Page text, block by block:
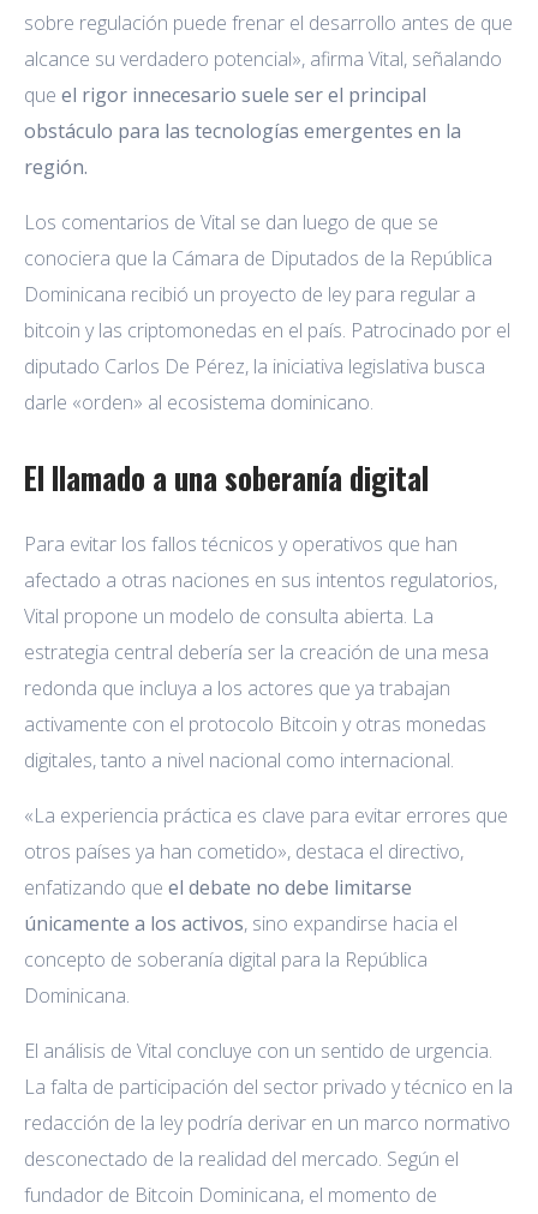
sobre regulación puede frenar el desarrollo antes de que
alcance su verdadero potencial», afirma Vital, señalando
que el rigor innecesario suele ser el principal
obstáculo para las tecnologías emergentes en la
región.
Los comentarios de Vital se dan luego de que se
conociera que la Cámara de Diputados de la República
Dominicana recibió un proyecto de ley para regular a
bitcoin y las criptomonedas en el país. Patrocinado por el
diputado Carlos De Pérez, la iniciativa legislativa busca
darle «orden» al ecosistema dominicano.
El llamado a una soberanía digital
Para evitar los fallos técnicos y operativos que han
afectado a otras naciones en sus intentos regulatorios,
Vital propone un modelo de consulta abierta. La
estrategia central debería ser la creación de una mesa
redonda que incluya a los actores que ya trabajan
activamente con el protocolo Bitcoin y otras monedas
digitales, tanto a nivel nacional como internacional.
«La experiencia práctica es clave para evitar errores que
otros países ya han cometido», destaca el directivo,
enfatizando que el debate no debe limitarse
únicamente a los activos, sino expandirse hacia el
concepto de soberanía digital para la República
Dominicana.
El análisis de Vital concluye con un sentido de urgencia.
La falta de participación del sector privado y técnico en la
redacción de la ley podría derivar en un marco normativo
desconectado de la realidad del mercado. Según el
fundador de Bitcoin Dominicana, el momento de